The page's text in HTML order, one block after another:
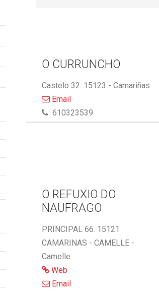
O CURRUNCHO
Castelo 32. 15123 - Camariñas
Email
610323539
O REFUXIO DO
NAUFRAGO
PRINCIPAL 66. 15121
CAMARINAS - CAMELLE -
Camelle
Web
Email